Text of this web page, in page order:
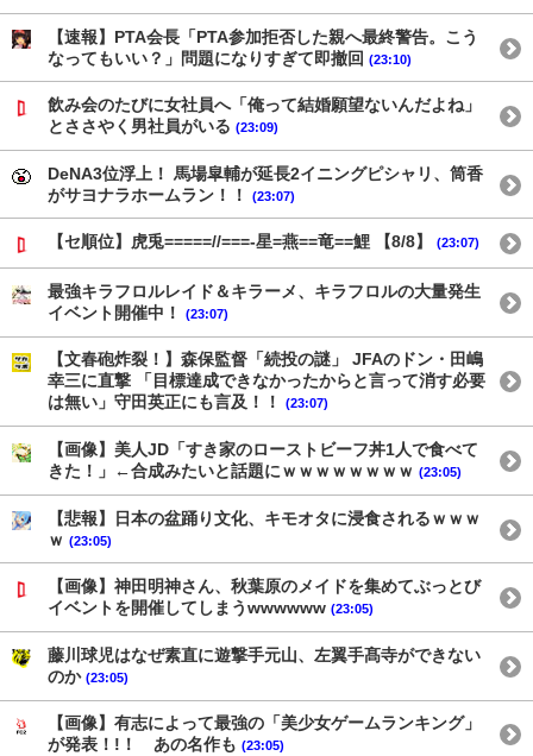
【速報】PTA会長「PTA参加拒否した親へ最終警告。こう
なってもいい？」問題になりすぎて即撤回 (23:10)
飲み会のたびに女社員へ「俺って結婚願望ないんだよね」
とささやく男社員がいる (23:09)
DeNA3位浮上！ 馬場皐輔が延長2イニングピシャリ、筒香
がサヨナラホームラン！！
(23:07)
【セ順位】虎兎=====//===‐星=燕==竜==鯉 【8/8】 (23:07)
最強キラフロルレイド＆キラーメ、キラフロルの大量発生
イベント開催中！
(23:07)
【文春砲炸裂！】森保監督「続投の謎」 JFAのドン・田嶋
幸三に直撃 「目標達成できなかったからと言って消す必要
は無い」守田英正にも言及！！
(23:07)
【画像】美人JD「すき家のローストビーフ丼1人で食べて
きた！」←合成みたいと話題にｗｗｗｗｗｗｗｗ (23:05)
【悲報】日本の盆踊り文化、キモオタに浸食されるｗｗｗ
ｗ (23:05)
【画像】神田明神さん、秋葉原のメイドを集めてぶっとび
イベントを開催してしまうwwwwww (23:05)
藤川球児はなぜ素直に遊撃手元山、左翼手髙寺ができない
のか (23:05)
【画像】有志によって最強の「美少女ゲームランキング」
が発表！!！ あの名作も (23:05)